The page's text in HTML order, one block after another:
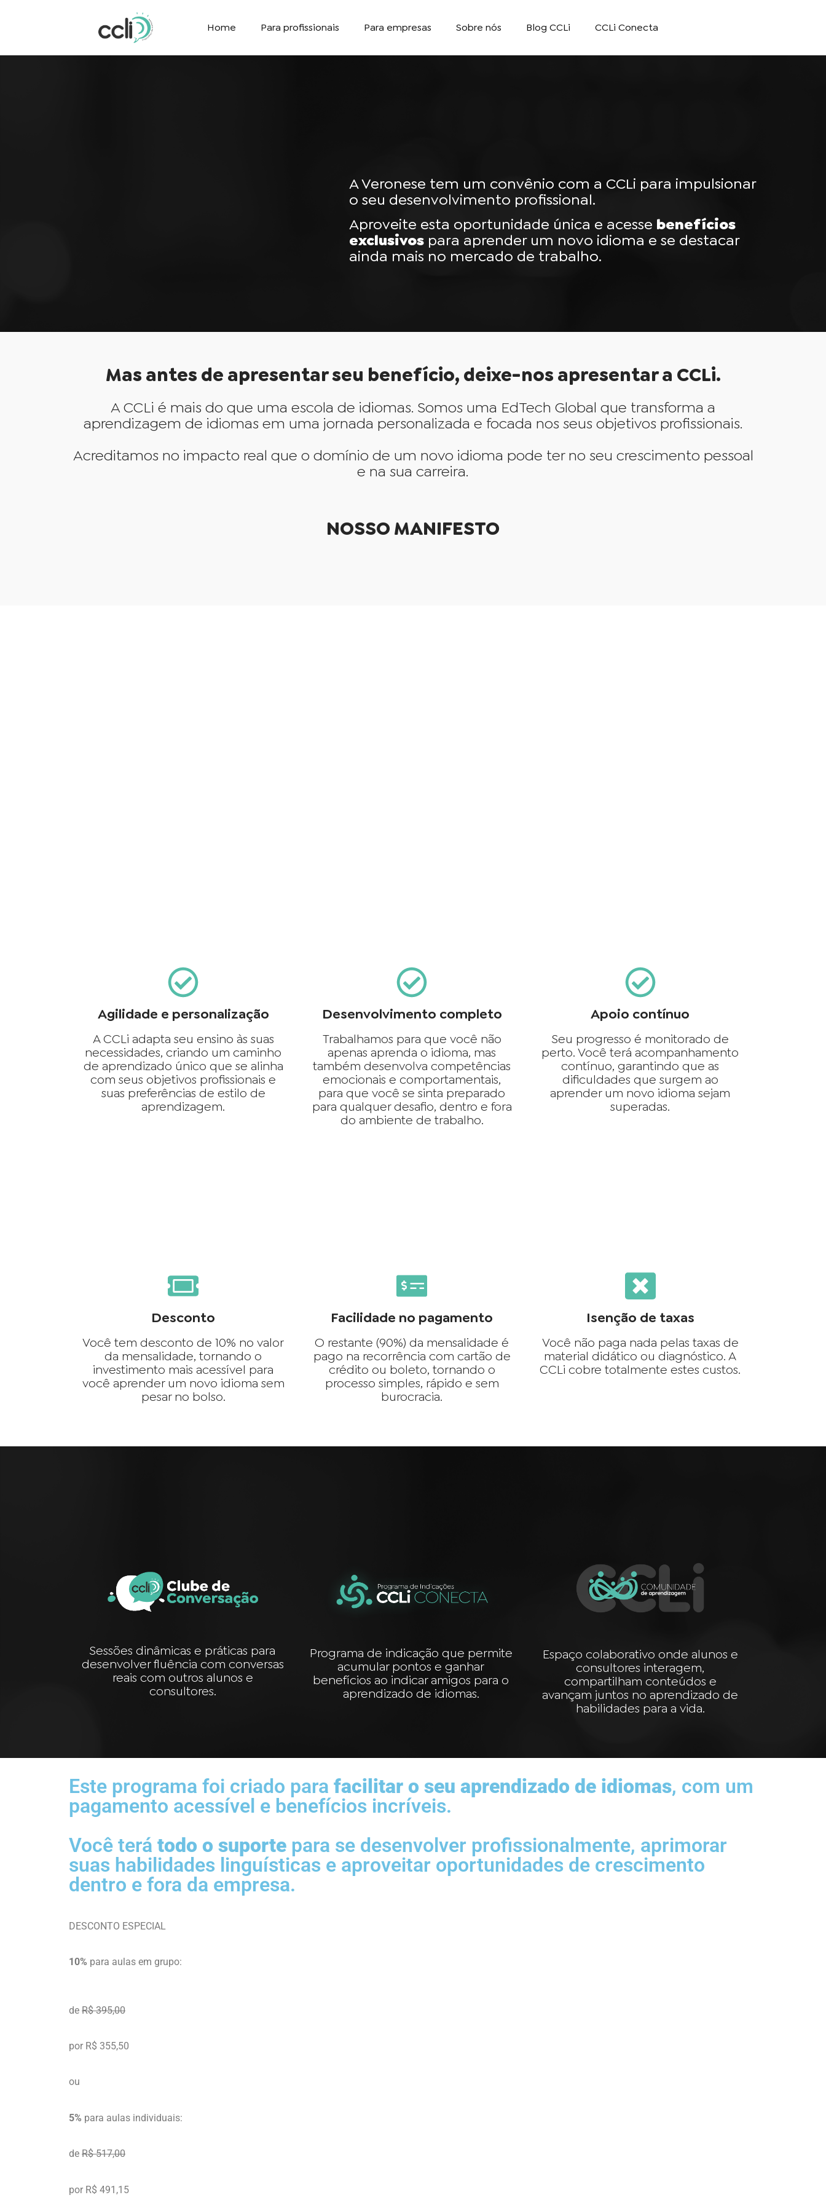
Home Para profissionais Para empresas Sobre nós Blog CCLi CCLi Conecta
A Veronese tem um convênio com a CCLi para impulsionar
o seu desenvolvimento profissional.
Aproveite esta oportunidade única e acesse benefícios
exclusivos para aprender um novo idioma e se destacar
ainda mais no mercado de trabalho.
Mas antes de apresentar seu benefício, deixe-nos apresentar a CCLi.
A CCLi é mais do que uma escola de idiomas. Somos uma EdTech Global que transforma a
aprendizagem de idiomas em uma jornada personalizada e focada nos seus objetivos profissionais.
Acreditamos no impacto real que o domínio de um novo idioma pode ter no seu crescimento pessoal
e na sua carreira.
NOSSO MANIFESTO
Agilidade e personalização
A CCLi adapta seu ensino às suas
necessidades, criando um caminho
de aprendizado único que se alinha
com seus objetivos profissionais e
suas preferências de estilo de
aprendizagem.
Desenvolvimento completo
Trabalhamos para que você não
apenas aprenda o idioma, mas
também desenvolva competências
emocionais e comportamentais,
para que você se sinta preparado
para qualquer desafio, dentro e fora
do ambiente de trabalho.
Apoio contínuo
Seu progresso é monitorado de
perto. Você terá acompanhamento
contínuo, garantindo que as
dificuldades que surgem ao
aprender um novo idioma sejam
superadas.
Desconto
Você tem desconto de 10% no valor
da mensalidade, tornando o
investimento mais acessível para
você aprender um novo idioma sem
pesar no bolso.
Facilidade no pagamento
O restante (90%) da mensalidade é
pago na recorrência com cartão de
crédito ou boleto, tornando o
processo simples, rápido e sem
burocracia.
Isenção de taxas
Você não paga nada pelas taxas de
material didático ou diagnóstico. A
CCLi cobre totalmente estes custos.
Sessões dinâmicas e práticas para
desenvolver fluência com conversas
reais com outros alunos e
consultores.
Programa de indicação que permite
acumular pontos e ganhar
benefícios ao indicar amigos para o
aprendizado de idiomas.
Espaço colaborativo onde alunos e
consultores interagem,
compartilham conteúdos e
avançam juntos no aprendizado de
habilidades para a vida.
Este programa foi criado para facilitar o seu aprendizado de idiomas, com um
pagamento acessível e benefícios incríveis.
Você terá todo o suporte para se desenvolver profissionalmente, aprimorar
suas habilidades linguísticas e aproveitar oportunidades de crescimento
dentro e fora da empresa.
DESCONTO ESPECIAL
10% para aulas em grupo:
de R$ 395,00
por R$ 355,50
ou
5% para aulas individuais:
de R$ 517,00
por R$ 491,15